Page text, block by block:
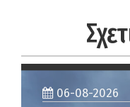
06-08-2026